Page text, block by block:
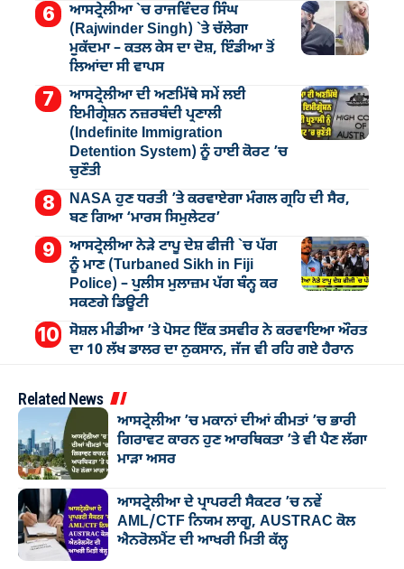
ਆਸਟ੍ਰੇਲੀਆ `ਚ ਰਾਜਵਿੰਦਰ ਸਿੰਘ
(Rajwinder Singh) `ਤੇ ਚੱਲੇਗਾ
ਮੁੁਕੱਦਮਾ – ਕਤਲ ਕੇਸ ਦਾ ਦੋਸ਼, ਇੰਡੀਆ ਤੋਂ
ਲਿਆਂਦਾ ਸੀ ਵਾਪਸ
ਆਸਟ੍ਰੇਲੀਆ ਦੀ ਅਣਮਿੱਥੇ ਸਮੇਂ ਲਈ
ਇਮੀਗ੍ਰੇਸ਼ਨ ਨਜ਼ਰਬੰਦੀ ਪ੍ਰਣਾਲੀ
(Indefinite Immigration
Detention System) ਨੂੰ ਹਾਈ ਕੋਰਟ ’ਚ
ਚੁਣੌਤੀ
NASA ਹੁਣ ਧਰਤੀ ’ਤੇ ਕਰਵਾਏਗਾ ਮੰਗਲ ਗ੍ਰਹਿ ਦੀ ਸੈਰ,
ਬਣ ਗਿਆ ‘ਮਾਰਸ ਸਿਮੁਲੇਟਰ’
ਆਸਟ੍ਰੇਲੀਆ ਨੇੜੇ ਟਾਪੂ ਦੇਸ਼ ਫੀਜੀ `ਚ ਪੱਗ
ਨੂੰ ਮਾਣ (Turbaned Sikh in Fiji
Police) – ਪੁਲੀਸ ਮੁਲਾਜ਼ਮ ਪੱਗ ਬੰਨ੍ਹ ਕਰ
ਸਕਣਗੇ ਡਿਊਟੀ
ਸੋਸ਼ਲ ਮੀਡੀਆ ’ਤੇ ਪੋਸਟ ਇੱਕ ਤਸਵੀਰ ਨੇ ਕਰਵਾਇਆ ਔਰਤ
ਦਾ 10 ਲੱਖ ਡਾਲਰ ਦਾ ਨੁਕਸਾਨ, ਜੱਜ ਵੀ ਰਹਿ ਗਏ ਹੈਰਾਨ
Related News
ਆਸਟ੍ਰੇਲੀਆ ’ਚ ਮਕਾਨਾਂ ਦੀਆਂ ਕੀਮਤਾਂ ’ਚ ਭਾਰੀ
ਗਿਰਾਵਟ ਕਾਰਨ ਹੁਣ ਆਰਥਿਕਤਾ ’ਤੇ ਵੀ ਪੈਣ ਲੱਗਾ
ਮਾੜਾ ਅਸਰ
ਆਸਟ੍ਰੇਲੀਆ ਦੇ ਪ੍ਰਾਪਰਟੀ ਸੈਕਟਰ ’ਚ ਨਵੇਂ
AML/CTF ਨਿਯਮ ਲਾਗੂ, AUSTRAC ਕੋਲ
ਐਨਰੋਲਮੈਂਟ ਦੀ ਆਖਰੀ ਮਿਤੀ ਕੱਲ੍ਹ